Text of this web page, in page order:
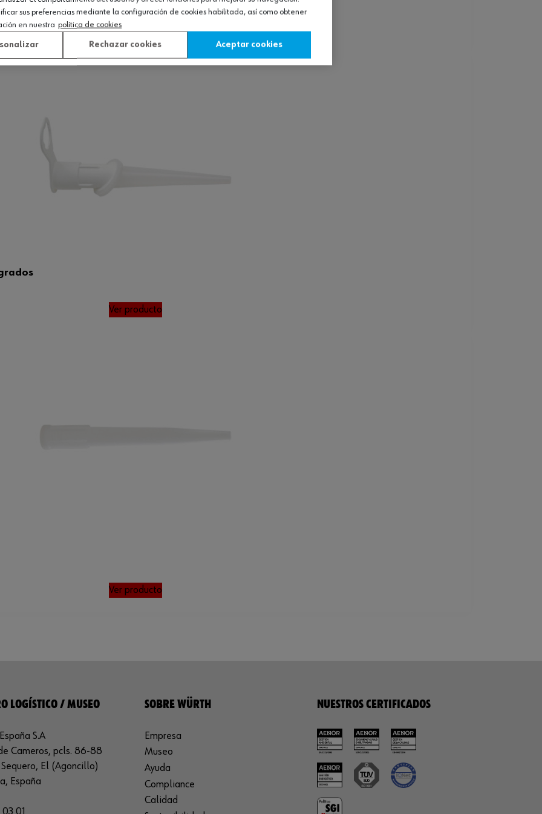
Ver producto
Ver producto
Ver producto
LOGÍSTICO / MUSEO
S.A
Cameros, pcls. 86-88
El (Agoncillo)
España
01
SOBRE WÜRTH
Empresa
Museo
Ayuda
Compliance
Calidad
NUESTROS CERTIFICADOS
sus preferencias mediante la configuración de cookies habilitada, así como obtener
en nuestra política de cookies
Rechazar cookies Aceptar cookies